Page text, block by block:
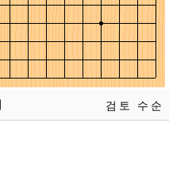
검토 수순